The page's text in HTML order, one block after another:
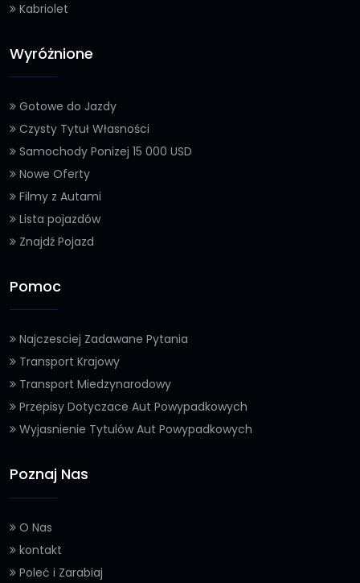
Kabriolet
Wyróżnione
Gotowe do Jazdy
Czysty Tytuł Własności
Samochody Ponizej 15 000 USD
Nowe Oferty
Filmy z Autami
Lista pojazdów
Znajdź Pojazd
Pomoc
Najczesciej Zadawane Pytania
Transport Krajowy
Transport Miedzynarodowy
Przepisy Dotyczace Aut Powypadkowych
Wyjasnienie Tytulów Aut Powypadkowych
Poznaj Nas
O Nas
kontakt
Poleć i Zarabiaj